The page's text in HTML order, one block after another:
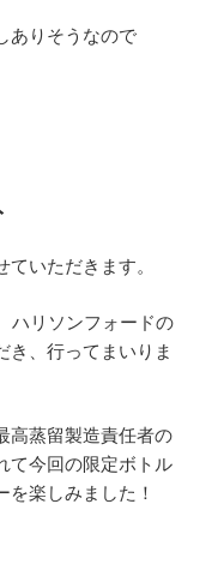
ありそうなので
いただきます。
ハリソンフォードの
き、行ってまいりま
高蒸留製造責任者の
て今回の限定ボトル
楽しみました！